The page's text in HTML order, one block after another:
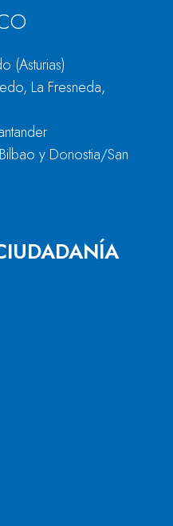
(Asturias)
La Fresneda,
Bilbao y Donostia/San